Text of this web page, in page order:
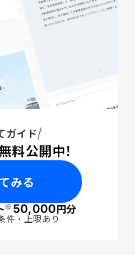
ガイド
料公開中！
みる
※50,000円分
件・上限あり